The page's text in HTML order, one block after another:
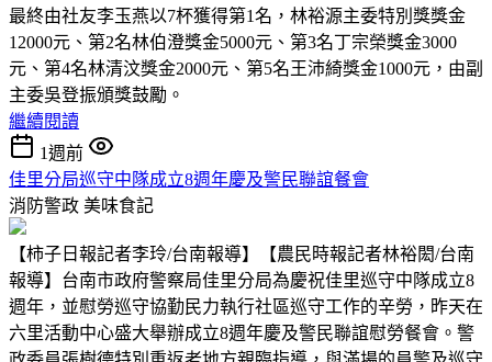
最終由社友李玉燕以7杯獲得第1名，林裕源主委特別獎獎金
12000元、第2名林伯澄獎金5000元、第3名丁宗榮獎金3000
元、第4名林清汶獎金2000元、第5名王沛綺獎金1000元，由副
主委吳登振頒獎鼓勵。
繼續閱讀
1週前
佳里分局巡守中隊成立8週年慶及警民聯誼餐會
消防警政 美味食記
【柿子日報記者李玲/台南報導】【農民時報記者林裕閎/台南
報導】台南市政府警察局佳里分局為慶祝佳里巡守中隊成立8
週年，並慰勞巡守協勤民力執行社區巡守工作的辛勞，昨天在
六里活動中心盛大舉辦成立8週年慶及警民聯誼慰勞餐會。警